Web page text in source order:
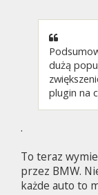
dużą
plugin na
.
To teraz
przez BMW.
każde auto to